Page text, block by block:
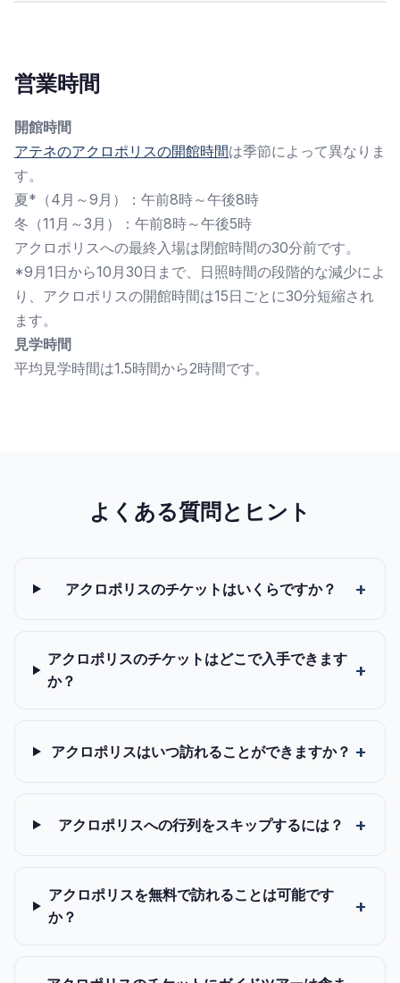
営業時間
開館時間
アテネのアクロポリスの開館時間は季節によって異なりま
す。
夏*（4月～9月）：午前8時～午後8時
冬（11月～3月）：午前8時～午後5時
アクロポリスへの最終入場は閉館時間の30分前です。
*9月1日から10月30日まで、日照時間の段階的な減少によ
り、アクロポリスの開館時間は15日ごとに30分短縮され
ます。
見学時間
平均見学時間は1.5時間から2時間です。
よくある質問とヒント
アクロポリスのチケットはいくらですか？
アクロポリスのチケットはどこで入手できます
か？
アクロポリスはいつ訪れることができますか？
アクロポリスへの行列をスキップするには？
アクロポリスを無料で訪れることは可能です
か？